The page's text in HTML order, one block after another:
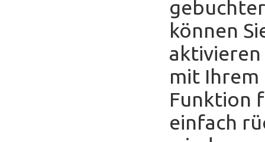
können
aktivieren
mit Ihrem
Funktion
einfach